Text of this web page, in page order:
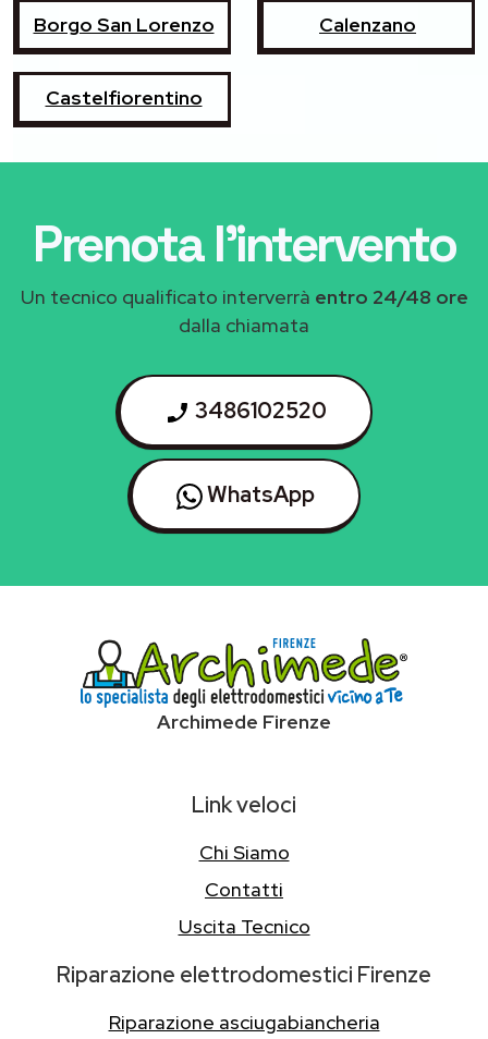
Borgo San Lorenzo Calenzano
Castelfiorentino
Prenota l'intervento
Un tecnico qualificato interverrà entro 24/48 ore
dalla chiamata
3486102520
WhatsApp
Archimede Firenze
Link veloci
Chi Siamo
Contatti
Uscita Tecnico
Riparazione elettrodomestici Firenze
Riparazione asciugabiancheria